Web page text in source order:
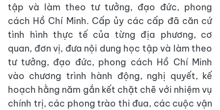
tập và làm theo tư tưởng, đạo đức, phong
cách Hồ Chí Minh. Cấp ủy các cấp đã căn cứ
tình hình thực tế của từng địa phương, cơ
quan, đơn vị, đưa nội dung học tập và làm theo
tư tưởng, đạo đức, phong cách Hồ Chí Minh
vào chương trình hành động, nghị quyết, kế
hoạch hằng năm gắn kết chặt chẽ với nhiệm vụ
chính trị, các phong trào thi đua, các cuộc vận